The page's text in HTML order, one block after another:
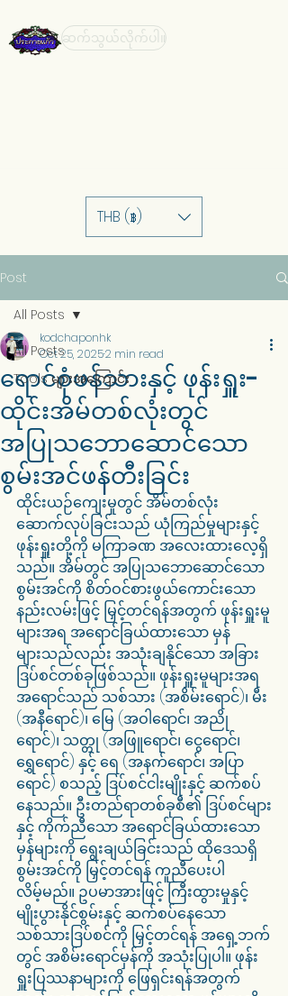
ဆက်သွယ်လိုက်ပါ။
THB (฿)
Post
All Posts
Tools များအကြောင်း
All Posts
ရောင်စုံဖန်သားနှင့် ဖုန်းရှူး-
ထိုင်းအိမ်တစ်လုံးတွင်
အပြုသဘောဆောင်သော
စွမ်းအင်ဖန်တီးခြင်း
kodchaponhk
Oct 25, 20252 min read
ထိုင်းယဉ်ကျေးမှုတွင် အိမ်တစ်လုံး
ဆောက်လုပ်ခြင်းသည် ယုံကြည်မှုများနှင့်
ဖုန်းရှူးတို့ကို မကြာခဏ အလေးထားလေ့ရှိ
သည်။ အိမ်တွင် အပြုသဘောဆောင်သော
စွမ်းအင်ကို စိတ်ဝင်စားဖွယ်ကောင်းသော
နည်းလမ်းဖြင့် မြှင့်တင်ရန်အတွက် ဖုန်းရှူးမူ
များအရ အရောင်ခြယ်ထားသော မှန်
များသည်လည်း အသုံးချနိုင်သော အခြား
ဒြပ်စင်တစ်ခုဖြစ်သည်။ ဖုန်းရှူးမူများအရ
အရောင်သည် သစ်သား (အစိမ်းရောင်)၊ မီး
(အနီရောင်)၊ မြေ (အဝါရောင်၊ အညို
ရောင်)၊ သတ္တု (အဖြူရောင်၊ ငွေရောင်၊
ရွှေရောင်) နှင့် ရေ (အနက်ရောင်၊ အပြာ
ရောင်) စသည့် ဒြပ်စင်ငါးမျိုးနှင့် ဆက်စပ်
နေသည်။ ဦးတည်ရာတစ်ခုစီ၏ ဒြပ်စင်များ
နှင့် ကိုက်ညီသော အရောင်ခြယ်ထားသော
မှန်များကို ရွေးချယ်ခြင်းသည် ထိုဒေသရှိ
စွမ်းအင်ကို မြှင့်တင်ရန် ကူညီပေးပါ
လိမ့်မည်။ ဥပမာအားဖြင့် ကြီးထွားမှုနှင့်
မျိုးပွားနိုင်စွမ်းနှင့် ဆက်စပ်နေသော
သစ်သားဒြပ်စင်ကို မြှင့်တင်ရန် အရှေ့ဘက်
တွင် အစိမ်းရောင်မှန်ကို အသုံးပြုပါ။ ဖုန်း
ရှူးပြဿနာများကို ဖြေရှင်းရန်အတွက်